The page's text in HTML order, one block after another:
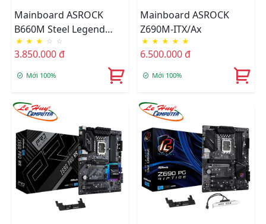
Mainboard ASROCK
B660M Steel Legend
DDR4
★ ★ ★ ☆ ☆
3.850.000 đ
Mới 100%
Mainboard ASROCK
Z690M-ITX/ax
★ ★ ★ ★ ★
6.500.000 đ
Mới 100%